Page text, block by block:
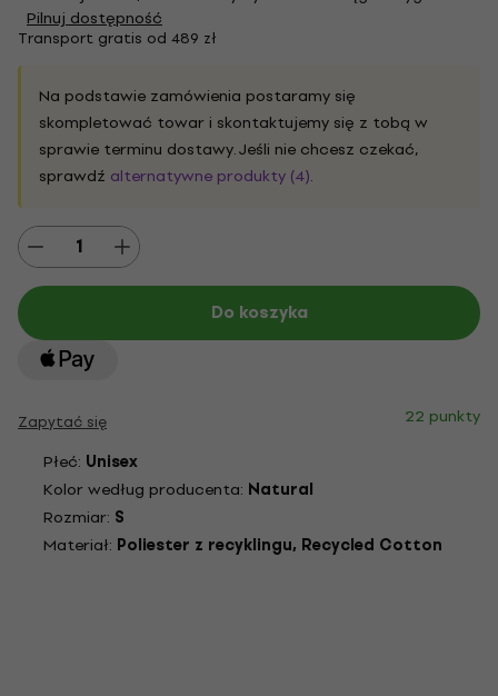
Pilnuj dostępność
Transport gratis od 489 zł
Na podstawie zamówienia postaramy się
skompletować towar i skontaktujemy się z tobą w
sprawie terminu dostawy. Jeśli nie chcesz czekać,
sprawdź alternatywne produkty (4).
Do koszyka
Zapytać się
22 punkty
Płeć: Unisex
Kolor według producenta: Natural
Rozmiar: S
Materiał: Poliester z recyklingu, Recycled Cotton